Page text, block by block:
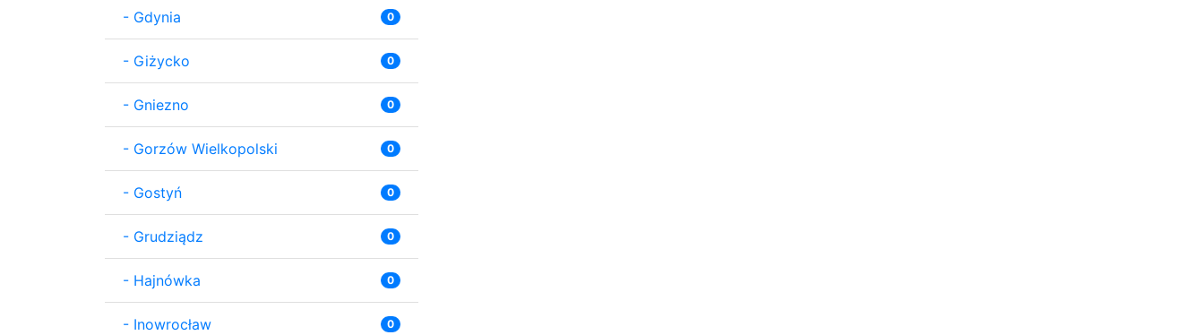
- Gdynia 0
- Giżycko 0
- Gniezno 0
- Gorzów Wielkopolski 0
- Gostyń 0
- Grudziądz 0
- Hajnówka 0
- Inowrocław 0